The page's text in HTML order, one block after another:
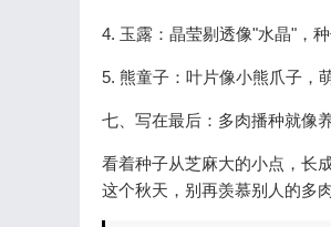
4. 玉露：晶莹剔透像"水晶"，
5. 熊童子：叶片像小熊爪子，
七、写在最后：多肉播种就像
看着种子从芝麻大的小点，长
这个秋天，别再羡慕别人的多